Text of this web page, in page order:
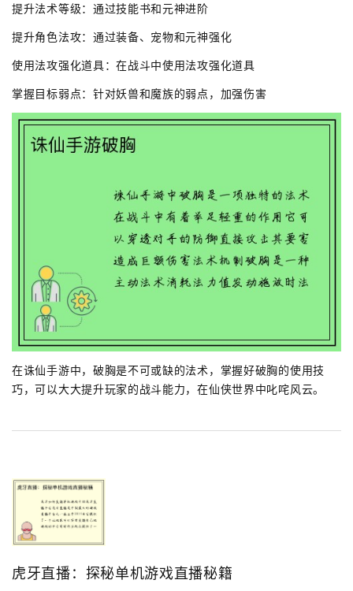
提升法术等级：通过技能书和元神进阶
提升角色法攻：通过装备、宠物和元神强化
使用法攻强化道具：在战斗中使用法攻强化道具
掌握目标弱点：针对妖兽和魔族的弱点，加强伤害
在诛仙手游中，破胸是不可或缺的法术，掌握好破胸的使用技
巧，可以大大提升玩家的战斗能力，在仙侠世界中叱咤风云。
虎牙直播：探秘单机游戏直播秘籍